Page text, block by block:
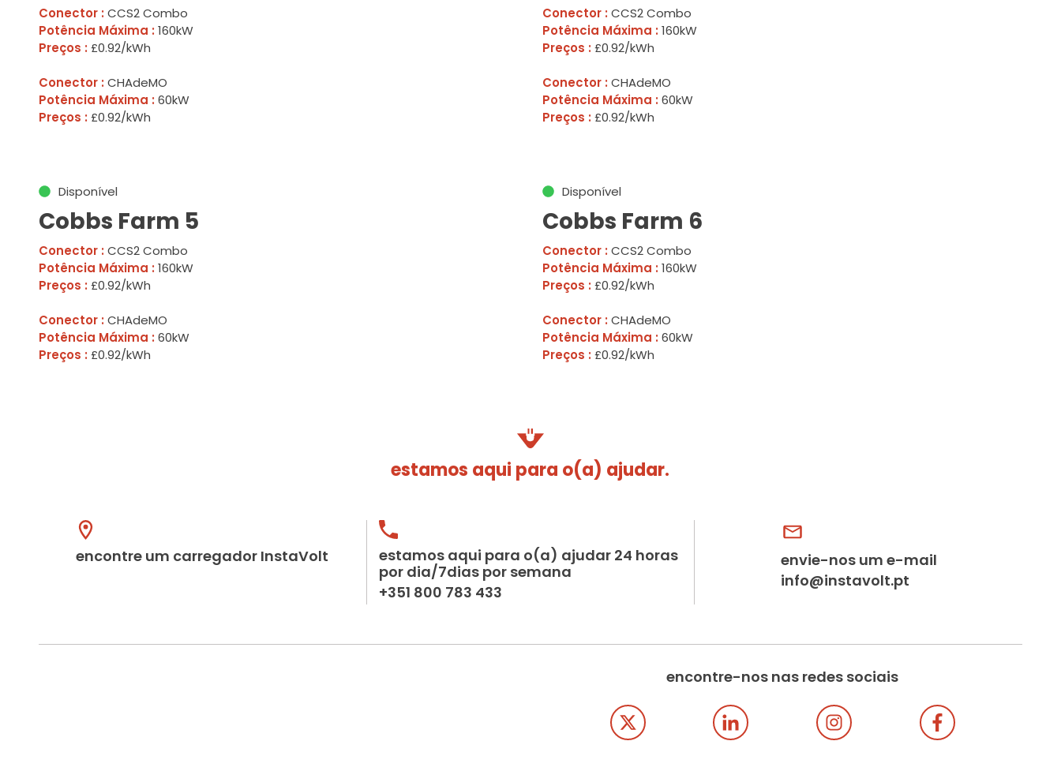
Conector : CCS2 Combo
Potência Máxima : 160kW
Preços : £0.92/kWh
Conector : CHAdeMO
Potência Máxima : 60kW
Preços : £0.92/kWh
Conector : CCS2 Combo
Potência Máxima : 160kW
Preços : £0.92/kWh
Conector : CHAdeMO
Potência Máxima : 60kW
Preços : £0.92/kWh
Disponível
Cobbs Farm 5
Conector : CCS2 Combo
Potência Máxima : 160kW
Preços : £0.92/kWh
Conector : CHAdeMO
Potência Máxima : 60kW
Preços : £0.92/kWh
Disponível
Cobbs Farm 6
Conector : CCS2 Combo
Potência Máxima : 160kW
Preços : £0.92/kWh
Conector : CHAdeMO
Potência Máxima : 60kW
Preços : £0.92/kWh
estamos aqui para o(a) ajudar.
encontre um carregador InstaVolt
estamos aqui para o(a) ajudar 24 horas
por dia/7dias por semana
+351 800 783 433
envie-nos um e-mail
info@instavolt.pt
encontre-nos nas redes sociais